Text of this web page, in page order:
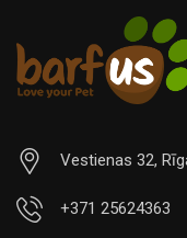
Vestienas 32,
+371 25624363